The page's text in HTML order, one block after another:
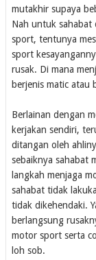
mutakhir supaya
Nah untuk
sport, tentunya
sport
rusak. Di mana
berjenis matic atau
Berlainan dengan
kerjakan sendiri,
ditangan oleh
sebaiknya sahabat
langkah menjaga
sahabat tidak
tidak dikehendaki.
berlangsung
motor sport serta
loh sob.